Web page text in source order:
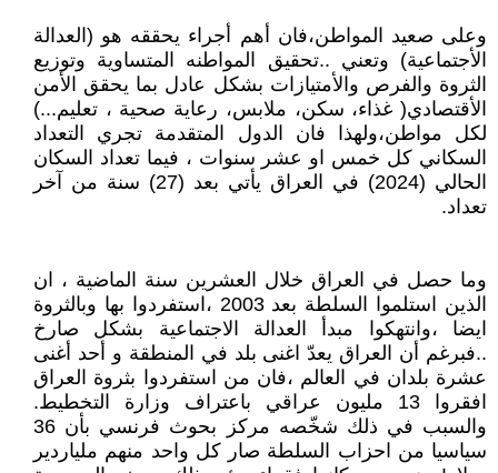
وعلى صعيد المواطن،فان أهم أجراء يحققه هو (العدالة
الأجتماعية) وتعني ..تحقيق المواطنه المتساوية وتوزيع
الثروة والفرص والأمتيازات بشكل عادل بما يحقق الأمن
الأقتصادي( غذاء، سكن، ملابس، رعاية صحية ، تعليم...)
لكل مواطن،ولهذا فان الدول المتقدمة تجري التعداد
السكاني كل خمس او عشر سنوات ، فيما تعداد السكان
الحالي (2024) في العراق يأتي بعد (27) سنة من آخر
تعداد.
وما حصل في العراق خلال العشرين سنة الماضية ، ان
الذين استلموا السلطة بعد 2003 ،استفردوا بها وبالثروة
ايضا ،وانتهكوا مبدأ العدالة الاجتماعية بشكل صارخ
..فبرغم أن العراق يعدّ اغنى بلد في المنطقة و أحد أغنى
عشرة بلدان في العالم ،فان من استفردوا بثروة العراق
افقروا 13 مليون عراقي باعتراف وزارة التخطيط.
والسبب في ذلك شخّصه مركز بحوث فرنسي بأن 36
سياسيا من احزاب السلطة صار كل واحد منهم ملياردير